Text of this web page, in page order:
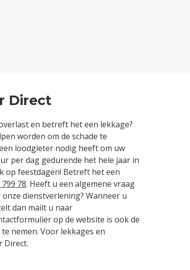
Direct
en betreft het een lekkage?
worden om de schade te
loodgieter nodig heeft om uw
per dag gedurende het hele jaar in
op feestdagen! Betreft het een
78. Heeft u een algemene vraag
dienstverlening? Wanneer u
dan mailt u naar
op de website is ook de
nemen. Voor lekkages en
Direct.